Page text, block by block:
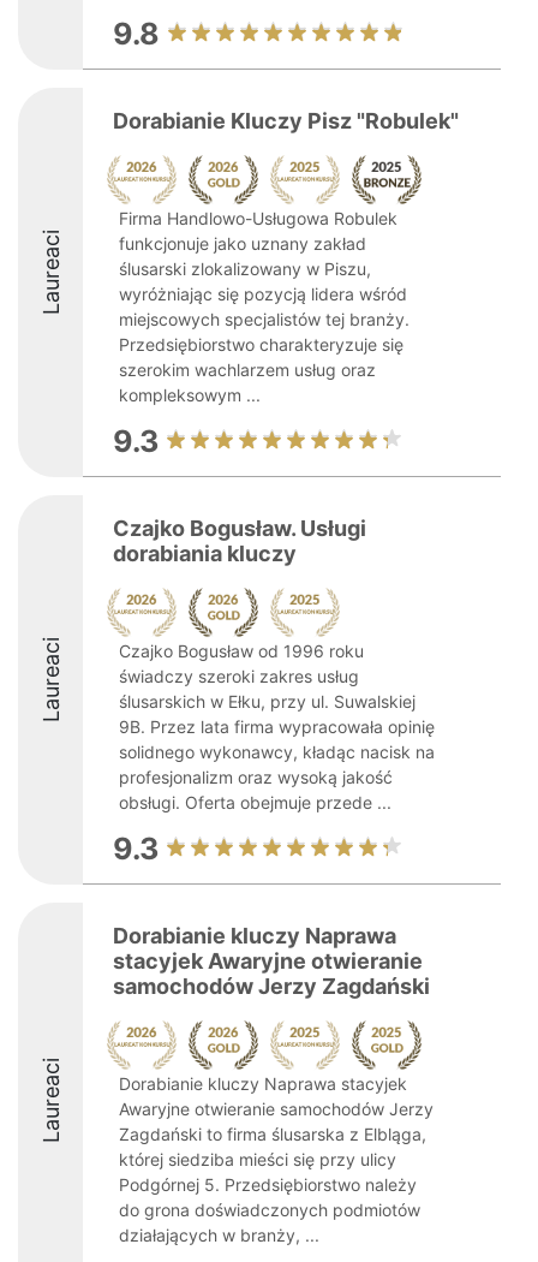
9.8
Laureaci
Dorabianie Kluczy Pisz "Robulek"
Firma Handlowo-Usługowa Robulek
funkcjonuje jako uznany zakład
ślusarski zlokalizowany w Piszu,
wyróżniając się pozycją lidera wśród
miejscowych specjalistów tej branży.
Przedsiębiorstwo charakteryzuje się
szerokim wachlarzem usług oraz
kompleksowym ...
9.3
Laureaci
Czajko Bogusław. Usługi
dorabiania kluczy
Czajko Bogusław od 1996 roku
świadczy szeroki zakres usług
ślusarskich w Ełku, przy ul. Suwalskiej
9B. Przez lata firma wypracowała opinię
solidnego wykonawcy, kładąc nacisk na
profesjonalizm oraz wysoką jakość
obsługi. Oferta obejmuje przede ...
9.3
Laureaci
Dorabianie kluczy Naprawa
stacyjek Awaryjne otwieranie
samochodów Jerzy Zagdański
Dorabianie kluczy Naprawa stacyjek
Awaryjne otwieranie samochodów Jerzy
Zagdański to firma ślusarska z Elbląga,
której siedziba mieści się przy ulicy
Podgórnej 5. Przedsiębiorstwo należy
do grona doświadczonych podmiotów
działających w branży, ...